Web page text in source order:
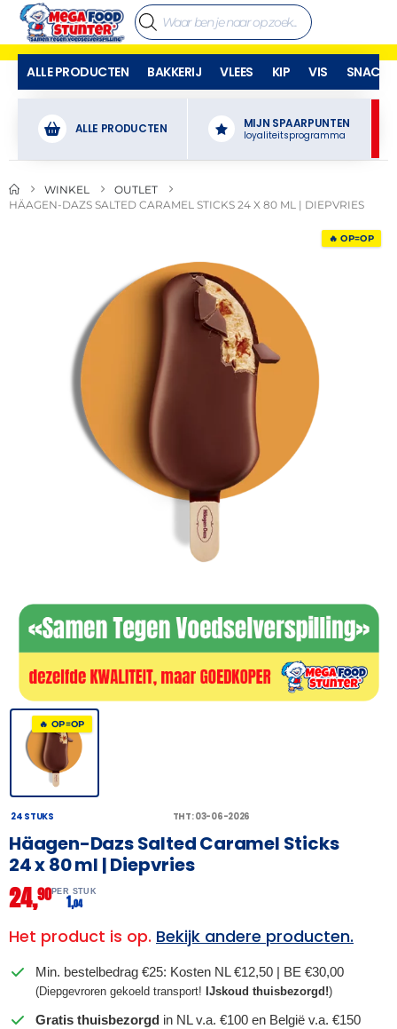
ALLE PRODUCTEN BAKKERIJ VLEES KIP VIS SNACKS
ALLE PRODUCTEN MIJN SPAARPUNTEN
loyaliteitsprogramma
WINKEL
OUTLET
HÄAGEN-DAZS SALTED CARAMEL STICKS 24 X 80 ML | DIEPVRIES
🔥 OP=OP
🔥 OP=OP
24 STUKS THT: 03-06-2026
Häagen-Dazs Salted Caramel Sticks
24 x 80 ml | Diepvries
24,90PER STUK
1,04
Het product is op. Bekijk andere producten.
Min. bestelbedrag €25: Kosten NL €12,50 | BE €30,00
(Diepgevroren gekoeld transport! IJskoud thuisbezorgd!)
Gratis thuisbezorgd in NL v.a. €100 en België v.a. €150